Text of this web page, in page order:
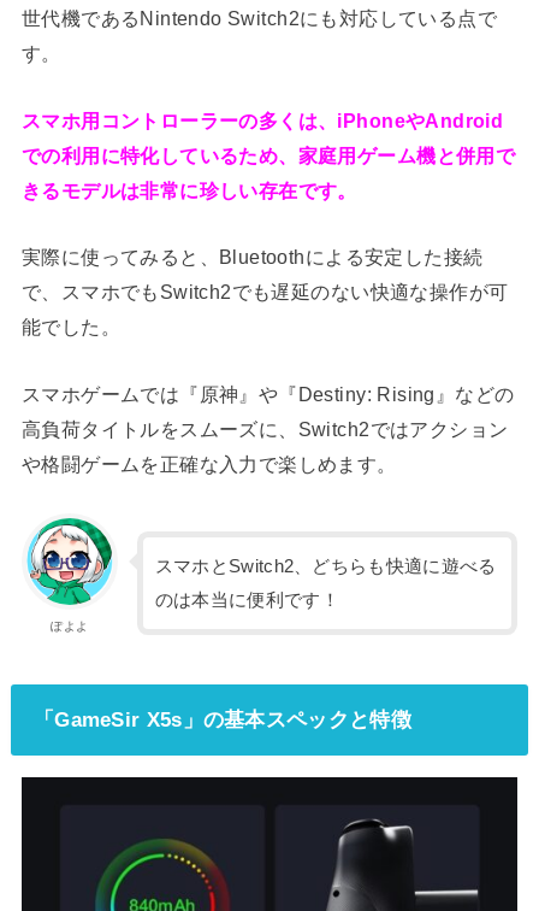
世代機であるNintendo Switch2にも対応している点で
す。
スマホ用コントローラーの多くは、iPhoneやAndroid
での利用に特化しているため、家庭用ゲーム機と併用で
きるモデルは非常に珍しい存在です。
実際に使ってみると、Bluetoothによる安定した接続
で、スマホでもSwitch2でも遅延のない快適な操作が可
能でした。
スマホゲームでは『原神』や『Destiny: Rising』などの
高負荷タイトルをスムーズに、Switch2ではアクション
や格闘ゲームを正確な入力で楽しめます。
ぽよよ
スマホとSwitch2、どちらも快適に遊べる
のは本当に便利です！
「GameSir X5s」の基本スペックと特徴